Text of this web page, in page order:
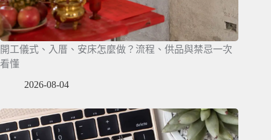
開工儀式、入厝、安床怎麼做？流程、供品與禁忌一次
看懂
2026-08-04